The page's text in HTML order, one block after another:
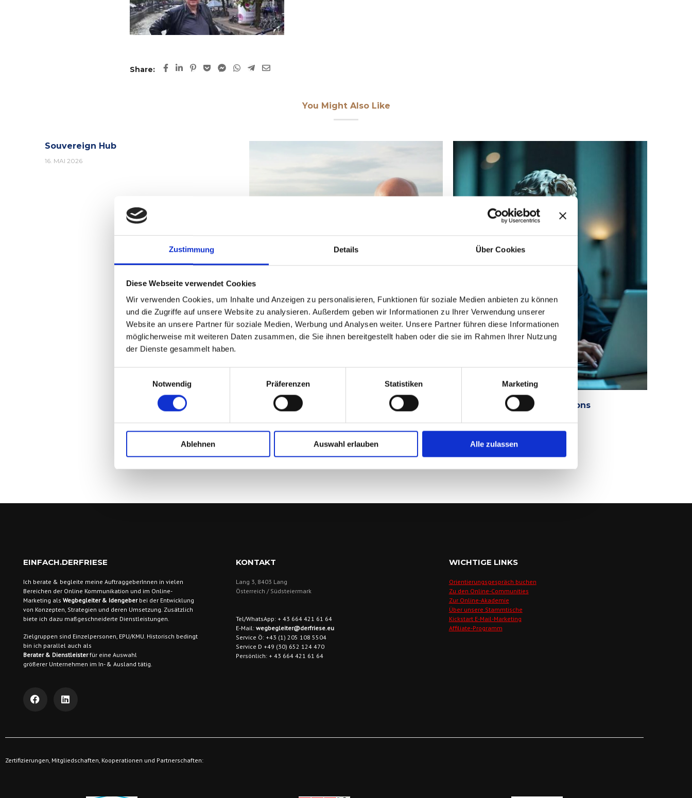
Zustimmung Details Über Cookies
Diese Webseite verwendet Cookies
Wir verwenden Cookies, um Inhalte und Anzeigen zu personalisieren, Funktionen für soziale Medien anbieten zu können
und die Zugriffe auf unsere Website zu analysieren. Außerdem geben wir Informationen zu Ihrer Verwendung unserer
Website an unsere Partner für soziale Medien, Werbung und Analysen weiter. Unsere Partner führen diese Informationen
möglicherweise mit weiteren Daten zusammen, die Sie ihnen bereitgestellt haben oder die sie im Rahmen Ihrer Nutzung
der Dienste gesammelt haben.
Notwendig
Präferenzen Statistiken Marketing
Ablehnen Auswahl erlauben Alle zulassen
Share:
You Might Also Like
Souvereign Hub
16. MAI 2026
Innovation ohne Marktschreierei |
MetaCompass
MetaCompass Public Relations
EINFACH.DERFRIESE
Ich berate & begleite meine AuftraggeberInnen in vielen
Bereichen der Online Kommunikation und im Online-
Marketing als Wegbegleiter & Idengeber bei der Entwicklung
von Konzepten, Strategien und deren Umsetzung. Zusätzlich
biete ich dazu maßgeschneiderte Dienstleistungen.
Zielgruppen sind Einzelpersonen, EPU/KMU. Historisch bedingt
bin ich parallel auch als
Berater & Dienstleisterfür eine Auswahl
größerer Unternehmen im In- & Ausland tätig.
KONTAKT
Lang 3, 8403 Lang
Österreich / Südsteiermark
Tel/WhatsApp: + 43 664 421 61 64
E-Mail:wegbegleiter@derfriese.eu
Service Ö: +43 (1) 205 108 5504
Service D +49 (30) 652 124 470
Persönlich: + 43 664 421 61 64
WICHTIGE LINKS
Orientierungsgespräch buchen
Zu den Online-Communities
Zur Online-Akademie
Über unsere Stammtische
Kickstart E-Mail-Marketing
Affiliate-Programm
Zertifizierungen, Mitgliedschaften, Kooperationen und Partnerschaften: